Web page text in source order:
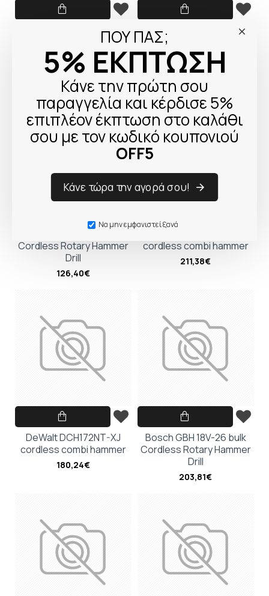
ΠΟΥ ΠΑΣ;
5% ΕΚΠΤΩΣΗ
Κάνε την πρώτη σου
παραγγελία και κέρδισε 5%
επιπλέον έκπτωση στο καλάθι
σου με τον κωδικό κουπονιού
OFF5
Κάνε τώρα την αγορά σου!
Να μην εμφανιστεί ξανά
Bosch GBH 18V-22
Cordless Rotary Hammer
Drill
173,49€
Bosch GBH 18V-26 F
Professional Cordless
Combi Drill
721,39€
Cordless Rotary Hammer
Drill
126,40€
cordless combi hammer
211,38€
DeWalt DCH172NT-XJ
cordless combi hammer
180,24€
Bosch GBH 18V-26 bulk
Cordless Rotary Hammer
Drill
203,81€